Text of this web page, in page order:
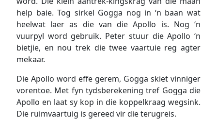
help baie. Tog sirkel Gogga nog in ‘n baan wat
heelwat laer as die van die Apollo is. Nog ‘n
vuurpyl word gebruik. Peter stuur die Apollo ‘n
bietjie, en nou trek die twee vaartuie reg agter
mekaar.
Die Apollo word effe gerem, Gogga skiet vinniger
vorentoe. Met fyn tydsberekening tref Gogga die
Apollo en laat sy kop in die koppelkraag wegsink.
Die ruimvaartuig is gereed vir die terugreis.